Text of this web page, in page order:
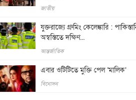
জাতীয়
যুক্তরাজ্যে গ্রুমিং কেলেঙ্কারি :
অস্বস্তিতে দক্ষিণ...
আন্তর্জাতিক
এবার ওটিটিতে মুক্তি পেল ‘মালিক’
বিনোদন